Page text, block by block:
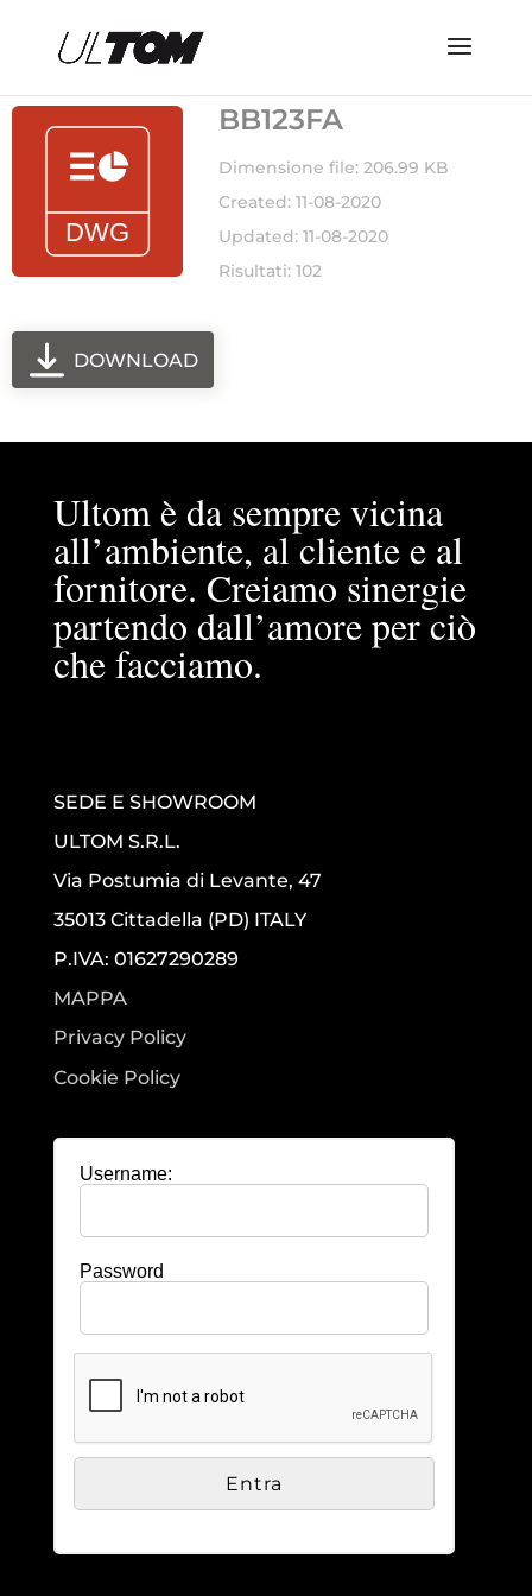
BB123FA
Dimensione file: 206.99 KB
Created: 11-08-2020
Updated: 11-08-2020
Risultati: 102
DOWNLOAD
Ultom è da sempre vicina
all’ambiente, al cliente e al
fornitore. Creiamo sinergie
partendo dall’amore per ciò
che facciamo.
SEDE E SHOWROOM
ULTOM S.R.L.
Via Postumia di Levante, 47
35013 Cittadella (PD) ITALY
P.IVA: 01627290289
MAPPA
Privacy Policy
Cookie Policy
Username:
Password